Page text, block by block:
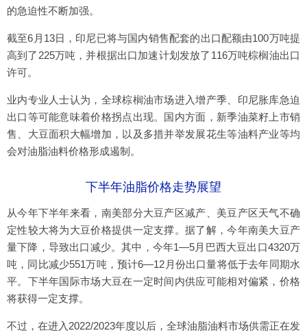
的急迫性不断加强。
截至6月13日，印尼已将与国内销售配套的出口配额由100万吨提
高到了225万吨，并根据出口加速计划发放了116万吨棕榈油出口
许可。
业内专业人士认为，全球棕榈油市场进入增产季、印尼胀库急迫
出口等可能意味着价格拐点出现。国内方面，新季油菜籽上市销
售、大豆面积大幅增加，以及多措并举发展花生等油料产业等均
会对油脂油料价格形成遏制。
下半年油脂价格走势展望
从今年下半年来看，南美部分大豆产区减产、美豆产区天气不确
定性较大将为大豆价格提供一定支撑。据了解，今年南美大豆产
量下降，导致出口减少。其中，今年1—5月巴西大豆出口4320万
吨，同比减少551万吨，预计6—12月份出口量将低于去年同期水
平。下半年国际市场大豆在一定时间内供应可能相对偏紧，价格
将获得一定支撑。
不过，在进入2022/2023年度以后，全球油脂油料市场供需正在发